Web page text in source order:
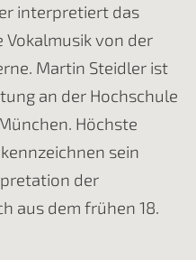
interpretiert das
von der
Martin Steidler ist
an der Hochschule
Höchste
sein
der
aus dem frühen 18.